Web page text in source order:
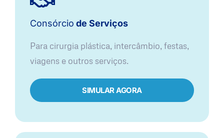
Consórcio de Serviços
Para cirurgia plástica, intercâmbio, festas,
viagens e outros serviços.
SIMULAR AGORA